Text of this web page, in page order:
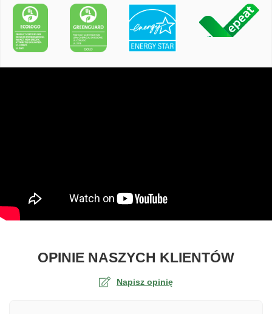
OPINIE NASZYCH KLIENTÓWO
Napisz opinię